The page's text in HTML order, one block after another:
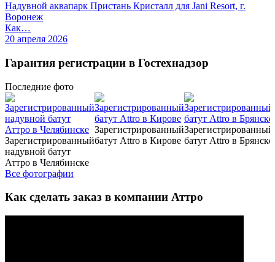
Надувной аквапарк Пристань Кристалл для Jani Resort, г.
Воронеж
Как…
20 апреля 2026
Гарантия регистрации в Гостехнадзор
Последние фото
Зарегистрированный
надувной батут
Аттро в Челябинске
Зарегистрированный
батут Attro в Кирове
Зарегистрированный
батут Attro в Брянске
Все фотографии
Как сделать заказ в компании Аттро